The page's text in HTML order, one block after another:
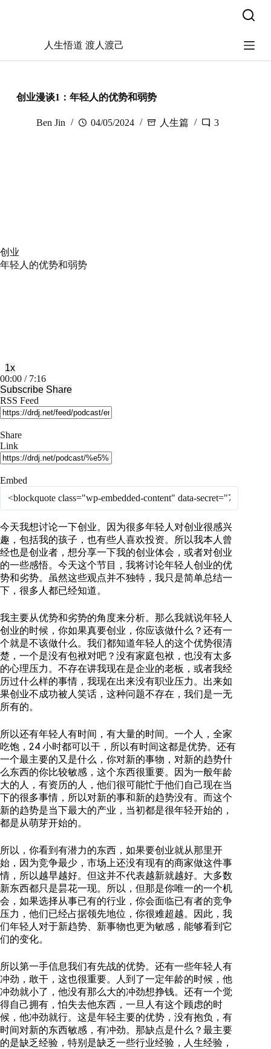
人生悟道 渡人渡己
创业漫谈1：年轻人的优势和弱势
Ben Jin 04/05/2024 人生篇 3
创业
年轻人的优势和弱势
Mute/Unmute
Episode
Rewind
10
Seconds
1x
Fast
Forward
30
seconds
00:00 / 7:16
Subscribe Share
RSS Feed
Share
Link
Embed
今天我想讨论一下创业。因为很多年轻人对创业很感兴
趣，包括我的孩子，也有些人喜欢投资。所以我本人曾
经也是创业者，想分享一下我的创业体会，或者对创业
的一些感悟。今天这个节目，我将讨论年轻人创业的优
势和劣势。虽然这些观点并不独特，我只是简单总结一
下，很多人都已经知道。
我主要从优势和劣势的角度来分析。那么我就说年轻人
创业的时候，你如果真要创业，你应该做什么？还有一
个就是不该做什么。我们都知道年轻人的这个优势很清
楚，一个是没有包袱对吧？没有家庭包袱，也没有太多
的心理压力。不存在讲我现在是企业的老板，或者我经
历过什么样的事情，我现在出来没有职业压力。出来如
果创业不成功被人笑话，这种问题不存在，我们是一无
所有的。
所以还有年轻人有时间，有大量的时间。一个人，全家
吃饱，24 小时都可以干，所以有时间这都是优势。还有
一个最主要的又是什么，你对新的事物，对新的趋势什
么东西的你比较敏感，这个东西很重要。因为一般年龄
大的人，有资历的人，他们很可能忙于他们自己现在当
下的很多事情，所以对新的事和新的趋势没有。而这个
新的趋势是当下最大的产业，当初都是很年轻开始的，
都是从萌芽开始的。
所以，你看到有潜力的东西，如果要创业就从那里开
始，因为竞争最少，市场上还没有现有的商家做这件事
情，所以越早越好。但这并不代表越新就越好。大多数
新东西都只是昙花一现。所以，但那是你唯一的一个机
会，如果选择从事已有的行业，你会面临已有者的竞争
压力，他们已经占据领先地位，你很难超越。因此，我
们年轻人对于新趋势、新事物也更为敏感，能够看到它
们的变化。
所以第一手信息我们有先战的优势。还有一些年轻人有
冲劲，敢干，这也很重要。人到了一定年龄的时候，他
冲劲就小了，他没有那么大的冲劲想挣钱。还有一个觉
得自己拥有，怕失去他东西，一旦人有这个顾虑的时
候，他冲劲就行。这是年轻主要的优势，没有抱负，有
时间对新的东西敏感，有冲劲。那缺点是什么？最主要
的是缺乏经验，特别是缺乏一些行业经验，人生经验，